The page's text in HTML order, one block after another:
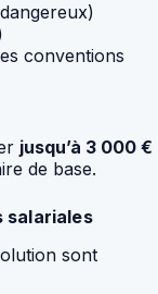
conventions
jusqu’à 3 000 €
de base.
salariales
sont